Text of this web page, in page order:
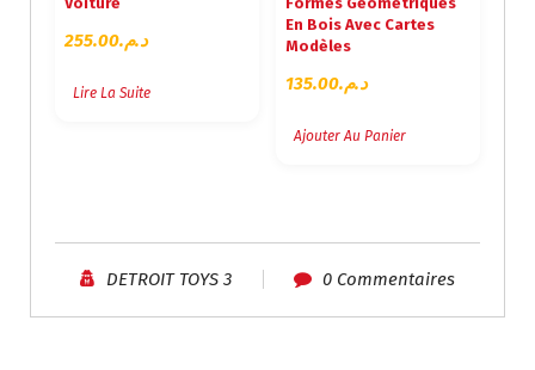
د.م.255.00
Lire La Suite
En Bois Avec Cartes
Modèles
د.م.135.00
Ajouter Au Panier
DETROIT TOYS 3 0 Commentaires